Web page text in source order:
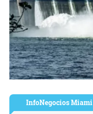
InfoNegocios Miami